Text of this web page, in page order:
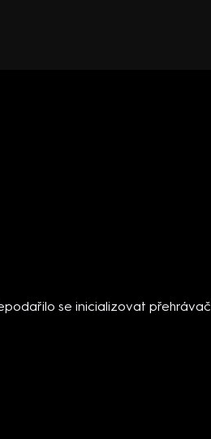
se inicializovat přehrávač